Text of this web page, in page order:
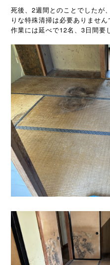
死後、2週間とのことでしたが
りな特殊清掃は必要ありません
作業には延べで12名、3日間要